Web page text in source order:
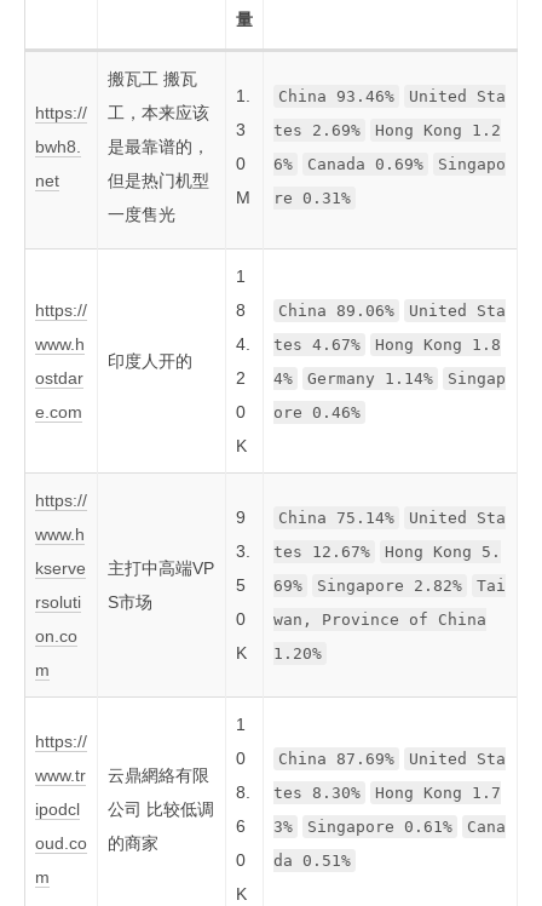
量
https://
bwh8.
net
搬瓦工 搬瓦
工，本来应该
是最靠谱的，
但是热门机型
一度售光
1.
3
0
M
China 93.46%
United Sta
tes 2.69%
Hong Kong 1.2
6%
Canada 0.69%
Singapo
re 0.31%
https://
www.h
ostdar
e.com
印度人开的
1
8
4.
2
0
K
China 89.06%
United Sta
tes 4.67%
Hong Kong 1.8
4%
Germany 1.14%
Singap
ore 0.46%
https://
www.h
kserve
rsoluti
on.co
m
主打中高端VP
S市场
9
3.
5
0
K
China 75.14%
United Sta
tes 12.67%
Hong Kong 5.
69%
Singapore 2.82%
Tai
wan, Province of China
1.20%
https://
www.tr
ipodcl
oud.co
m
云鼎網絡有限
公司 比较低调
的商家
1
0
8.
6
0
K
China 87.69%
United Sta
tes 8.30%
Hong Kong 1.7
3%
Singapore 0.61%
Cana
da 0.51%